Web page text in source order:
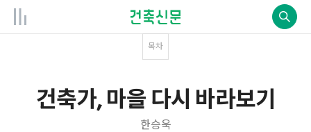
목차
건축가, 마을 다시 바라보기
한승욱